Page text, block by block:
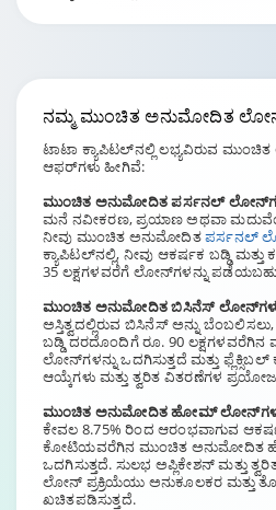
ನಮ್ಮ ಮುಂಚಿತ ಅನುಮೋದಿತ
ಟಾಟಾ ಕ್ಯಾಪಿಟಲ್‌ನಲ್ಲಿ ಲಭ್ಯವಿರುವ
ಆಫರ್‌ಗಳು ಹೀಗಿವೆ:
ಮುಂಚಿತ ಅನುಮೋದಿತ ಪರ್ಸನಲ್
ಮನೆ ನವೀಕರಣ, ಪ್ರಯಾಣ ಅಥವಾ
ನೀವು ಮುಂಚಿತ ಅನುಮೋದಿತಪರ್ಸನಲ್
ಕ್ಯಾಪಿಟಲ್‌ನಲ್ಲಿ, ನೀವು ಆಕರ್ಷಕ ಬಡ್ಡಿ
35 ಲಕ್ಷಗಳವರೆಗೆ ಲೋನ್‌ಗಳನ್ನು
ಮುಂಚಿತ ಅನುಮೋದಿತ ಬಿಸಿನೆಸ್
ಅಸ್ತಿತ್ವದಲ್ಲಿರುವ ಬಿಸಿನೆಸ್ ಅನ್ನು ಬೆಂಬಲಿಸಲು,
ಬಡ್ಡಿ ದರದೊಂದಿಗೆ ರೂ. 90
ಲೋನ್‌ಗಳನ್ನು ಒದಗಿಸುತ್ತದೆ ಮತ್ತು
ಆಯ್ಕೆಗಳು ಮತ್ತು ತ್ವರಿತ ವಿತರಣೆಗಳ
ಮುಂಚಿತ ಅನುಮೋದಿತ ಹೋಮ್
ಕೇವಲ 8.75% ರಿಂದ ಆರಂಭವಾಗುವ
ಕೋಟಿಯವರೆಗಿನ ಮುಂಚಿತ ಅನುಮೋದಿತ
ಒದಗಿಸುತ್ತದೆ. ಸುಲಭ ಅಪ್ಲಿಕೇಶನ್ ಮತ್ತು
ಲೋನ್ ಪ್ರಕ್ರಿಯೆಯು ಅನುಕೂಲಕರ ಮತ್ತು
ಖಚಿತಪಡಿಸುತ್ತದೆ.